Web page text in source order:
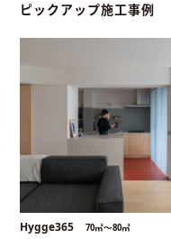
ピックアップ施工事例
Hygge365 70㎡〜80㎡